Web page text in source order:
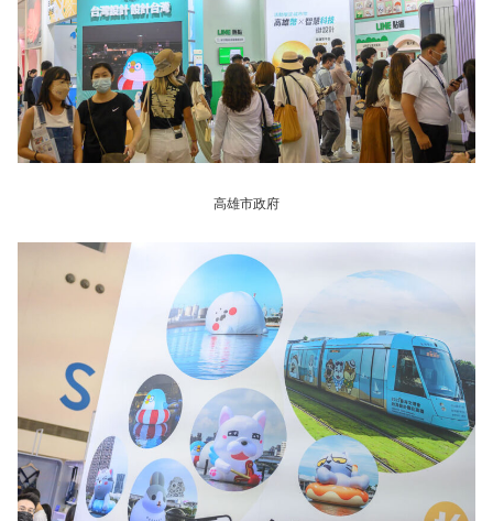
高雄市政府